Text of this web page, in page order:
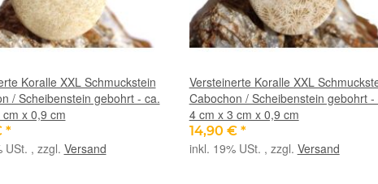
Koralle XXL Schmuckstein
/ Scheibenstein gebohrt - ca.
x 0,9 cm
*
USt. , zzgl. Versand
Versteinerte Koralle XXL
Cabochon / Scheibenstein gebohrt -
4 cm x 3 cm x 0,9 cm
14,90 € *
inkl. 19% USt. , zzgl. Versand